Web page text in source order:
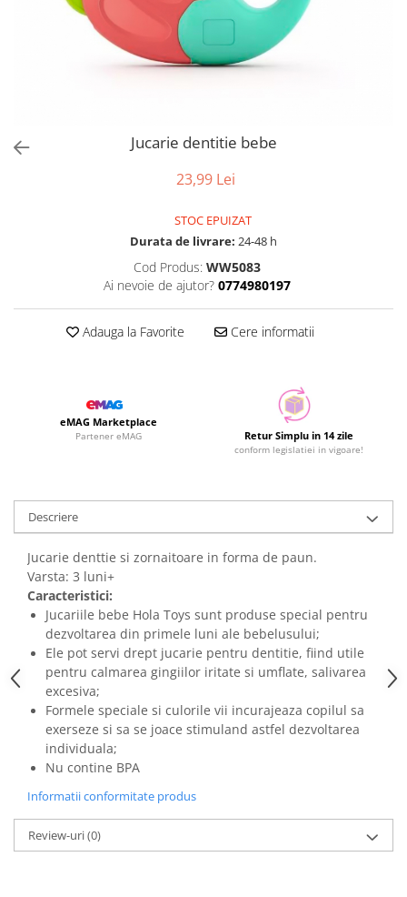
Jucarie dentitie bebe
23,99 Lei
STOC EPUIZAT
Durata de livrare: 24-48 h
Cod Produs: WW5083
Ai nevoie de ajutor? 0774980197
Adauga la Favorite Cere informatii
eMAG Marketplace
Partener eMAG Retur Simplu in 14 zile
conform legislatiei in vigoare!
Descriere
Jucarie denttie si zornaitoare in forma de paun.
Varsta: 3 luni+
Caracteristici:
Jucariile bebe Hola Toys sunt produse special pentru
dezvoltarea din primele luni ale bebelusului;
Ele pot servi drept jucarie pentru dentitie, fiind utile
pentru calmarea gingiilor iritate si umflate, salivarea
excesiva;
Formele speciale si culorile vii incurajeaza copilul sa
exerseze si sa se joace stimuland astfel dezvoltarea
individuala;
Nu contine BPA
Informatii conformitate produs
Review-uri(0)